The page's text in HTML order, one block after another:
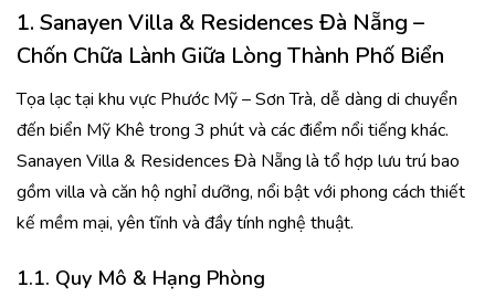
1. Sanayen Villa & Residences Đà Nẵng –
Chốn Chữa Lành Giữa Lòng Thành Phố Biển
Tọa lạc tại khu vực Phước Mỹ – Sơn Trà, dễ dàng di chuyển
đến biển Mỹ Khê trong 3 phút và các điểm nổi tiếng khác.
Sanayen Villa & Residences Đà Nẵng là tổ hợp lưu trú bao
gồm villa và căn hộ nghỉ dưỡng, nổi bật với phong cách thiết
kế mềm mại, yên tĩnh và đầy tính nghệ thuật.
1.1. Quy Mô & Hạng Phòng